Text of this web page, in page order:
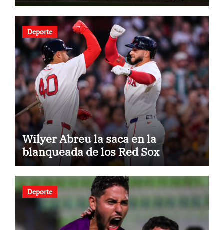
Deporte
Wilyer Abreu la saca en la
blanqueada de los Red Sox
Deporte